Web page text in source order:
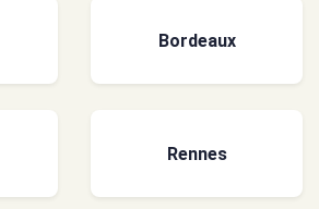
Bordeaux
Rennes